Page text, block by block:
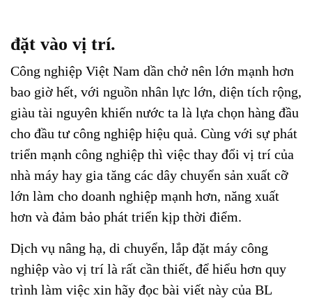
đặt vào vị trí.
Công nghiệp Việt Nam dần chở nên lớn mạnh hơn
bao giờ hết, với nguồn nhân lực lớn, diện tích rộng,
giàu tài nguyên khiến nước ta là lựa chọn hàng đầu
cho đầu tư công nghiệp hiệu quả. Cùng với sự phát
triển mạnh công nghiệp thì việc thay đổi vị trí của
nhà máy hay gia tăng các dây chuyển sản xuất cỡ
lớn làm cho doanh nghiệp mạnh hơn, năng xuất
hơn và đảm bảo phát triển kịp thời điểm.
Dịch vụ nâng hạ, di chuyển, lắp đặt máy công
nghiệp vào vị trí là rất cần thiết, để hiểu hơn quy
trình làm việc xin hãy đọc bài viết này của BL